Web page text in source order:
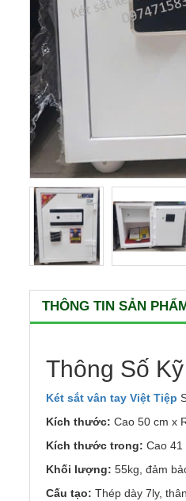
THÔNG TIN SẢN
Thông Số
Két sắt vân tay Việt Tiệp
Kích thước: Cao 50 cm x
Kích thước trong: Cao 41
Khối lượng: 55kg, đảm
Cấu tạo: Thép dày 7ly,